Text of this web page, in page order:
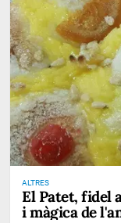
ALTRES
El Patet, fidel
i màgica de